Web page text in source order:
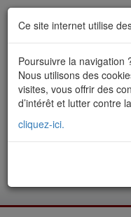
Ce site internet utilise
Poursuivre la navigation
Nous utilisons des
visites, vous offrir des
d’intérêt et lutter contre
cliquez-ici.